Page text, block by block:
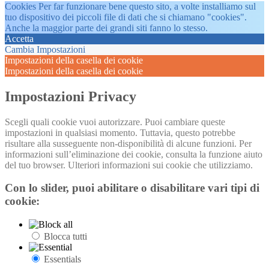
Cookies Per far funzionare bene questo sito, a volte installiamo sul
tuo dispositivo dei piccoli file di dati che si chiamano "cookies".
Anche la maggior parte dei grandi siti fanno lo stesso.
Accetta
Cambia Impostazioni
Impostazioni della casella dei cookie
Impostazioni della casella dei cookie
Impostazioni Privacy
Scegli quali cookie vuoi autorizzare. Puoi cambiare queste
impostazioni in qualsiasi momento. Tuttavia, questo potrebbe
risultare alla susseguente non-disponibilità di alcune funzioni. Per
informazioni sull’eliminazione dei cookie, consulta la funzione aiuto
del tuo browser. Ulteriori informazioni sui cookie che utilizziamo.
Con lo slider, puoi abilitare o disabilitare vari tipi di
cookie:
Blocca tutti
Essentials